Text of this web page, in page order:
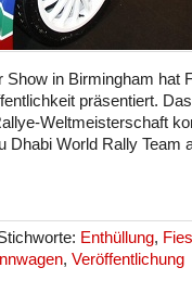
Show in Birmingham hat
präsentiert. Das
Weltmeisterschaft
Dhabi World Rally Team
Enthüllung,
, Veröffentlichung